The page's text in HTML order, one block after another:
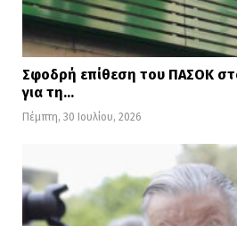
Σφοδρή επίθεση του ΠΑΣΟΚ
για τη…
Πέμπτη, 30 Ιουλίου, 2026